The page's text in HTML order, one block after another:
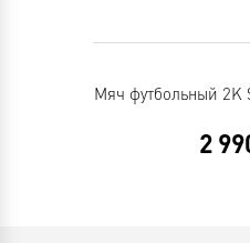
Мяч футбольный 2K
2